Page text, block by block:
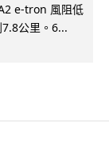
e-tron 風阻低
公里。6...